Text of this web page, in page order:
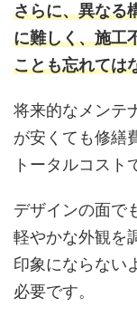
さらに、異なる
に難しく、施工
ことも忘れては
将来的なメンテ
が安くても修繕
トータルコスト
デザインの面で
軽やかな外観を
印象にならない
必要です。